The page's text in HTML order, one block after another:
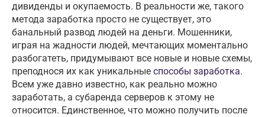
дивиденды и окупаемость. В реальности же, такого
метода заработка просто не существует, это
банальный развод людей на деньги. Мошенники,
играя на жадности людей, мечтающих моментально
разбогатеть, придумывают все новые и новые схемы,
преподнося их как уникальные способы заработка.
Всем уже давно известно, как реально можно
заработать, а субаренда серверов к этому не
относится. Единственное, что можно получить после